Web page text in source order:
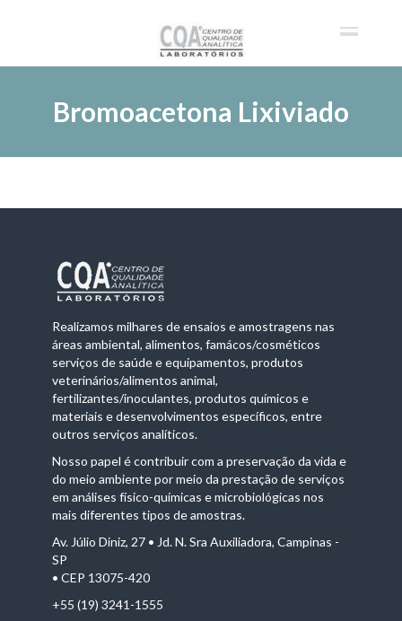
Bromoacetona Lixiviado
Realizamos milhares de ensaios e amostragens nas
áreas ambiental, alimentos, famácos/cosméticos
serviços de saúde e equipamentos, produtos
veterinários/alimentos animal,
fertilizantes/inoculantes, produtos químicos e
materiais e desenvolvimentos específicos, entre
outros serviços analíticos.
Nosso papel é contribuir com a preservação da vida e
do meio ambiente por meio da prestação de serviços
em análises físico-químicas e microbiológicas nos
mais diferentes tipos de amostras.
Av. Júlio Diniz, 27 • Jd. N. Sra Auxiliadora, Campinas -
SP
• CEP 13075-420
+55 (19) 3241-1555